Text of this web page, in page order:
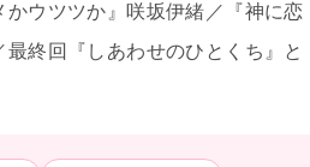
ウツツか』咲坂伊緒／『神に恋
終回『しあわせのひとくち』と